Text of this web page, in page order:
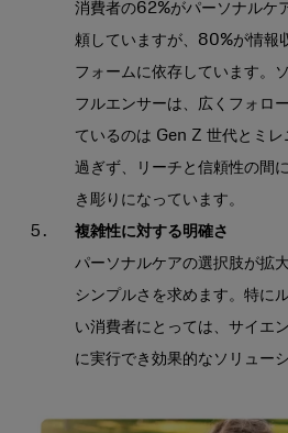
消費者の62%がパーソナルケ
頼していますが、80%が情報
フォームに依存しています。
フルエンサーは、広くフォロ
ているのは Gen Z 世代とミレ
過ぎず、リーチと信頼性の間
き彫りになっています。
複雑性に対する明確さ
パーソナルケアの選択肢が拡
シンプルさを求めます。特に
い消費者にとっては、サイエ
に実行でき効果的なソリュー